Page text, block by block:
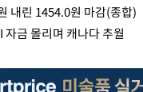
내린 1454.0원 마감(종합)
금 몰리며 캐나다 추월